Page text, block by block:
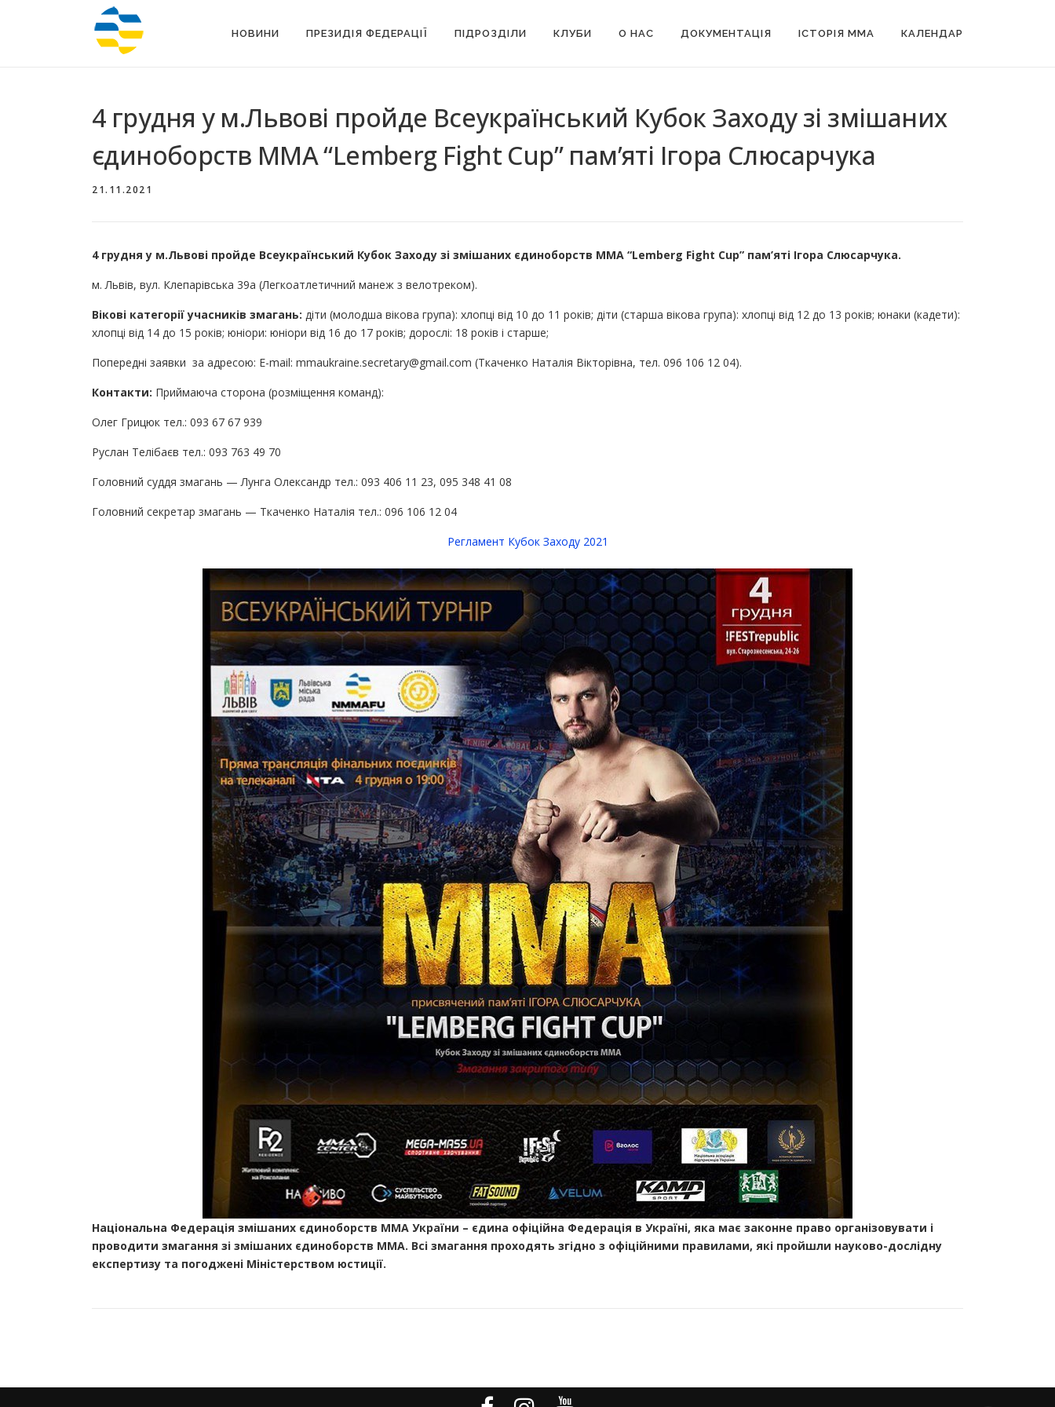
НОВИНИ ПРЕЗИДІЯ ФЕДЕРАЦІЇ ПІДРОЗДІЛИ КЛУБИ О НАС ДОКУМЕНТАЦІЯ ІСТОРІЯ MMA КАЛЕНДАР
4 грудня у м.Львові пройде Всеукраїнський Кубок Заходу зі змішаних
єдиноборств ММА “Lemberg Fight Cup” пам’яті Ігора Слюсарчука
21.11.2021
4 грудня у м.Львові пройде Всеукраїнський Кубок Заходу зі змішаних єдиноборств ММА “Lemberg Fight Cup” пам’яті Ігора Слюсарчука.
м. Львів, вул. Клепарівська 39а (Легкоатлетичний манеж з велотреком).
Вікові категорії учасників змагань: діти (молодша вікова група): хлопці від 10 до 11 років; діти (старша вікова група): хлопці від 12 до 13 років; юнаки (кадети):
хлопці від 14 до 15 років; юніори: юніори від 16 до 17 років; дорослі: 18 років і старше;
Попередні заявки за адресою: E-mail: mmaukraine.secretary@gmail.com (Ткаченко Наталія Вікторівна, тел. 096 106 12 04).
Контакти: Приймаюча сторона (розміщення команд):
Олег Грицюк тел.: 093 67 67 939
Руслан Телібаєв тел.: 093 763 49 70
Головний суддя змагань — Лунга Олександр тел.: 093 406 11 23, 095 348 41 08
Головний секретар змагань — Ткаченко Наталія тел.: 096 106 12 04
Регламент Кубок Заходу 2021
Національна Федерація змішаних єдиноборств ММА України – єдина офіційна Федерація в Україні, яка має законне право організовувати і
проводити змагання зі змішаних єдиноборств ММА. Всі змагання проходять згідно з офіційними правилами, які пройшли науково-дослідну
експертизу та погоджені Міністерством юстиції.